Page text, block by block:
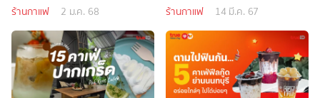
ร้านกาแฟ 2 ม.ค. 68 ร้านกาแฟ 14 มี.ค. 67